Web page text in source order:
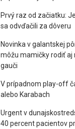
Prvý raz od začiatku:
sa odvďačili za dôveru
Novinka v galantskej
môžu mamičky rodiť aj
gauči
V prípadnom play-off
alebo Karabach
Urgent v
40 percent pacientov